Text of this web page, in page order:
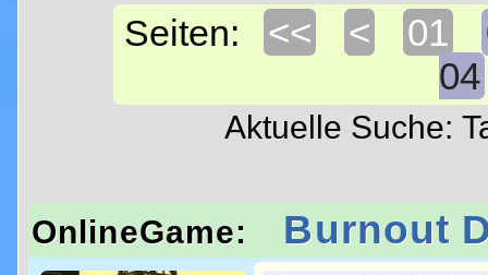
Seiten: << < 01
04
Aktuelle Suche:
OnlineGame: Burnout